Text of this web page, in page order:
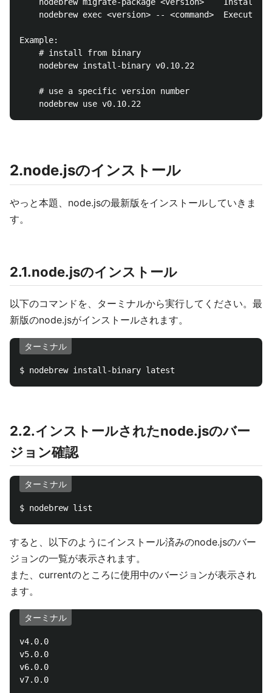
nodebrew exec <version> -- <command>  Execute
Example:
    # install from binary
    nodebrew install-binary v0.10.22
    # use a specific version number
2.node.jsのインストール
やっと本題、node.jsの最新版をインストールしていきま
す。
2.1.node.jsのインストール
以下のコマンドを、ターミナルから実行してください。最
新版のnode.jsがインストールされます。
ターミナル
2.2.インストールされたnode.jsのバー
ジョン確認
ターミナル
すると、以下のようにインストール済みのnode.jsのバー
ジョンの一覧が表示されます。
また、currentのところに使用中のバージョンが表示され
ます。
ターミナル
v4.0.0
v5.0.0
v6.0.0
v7.0.0